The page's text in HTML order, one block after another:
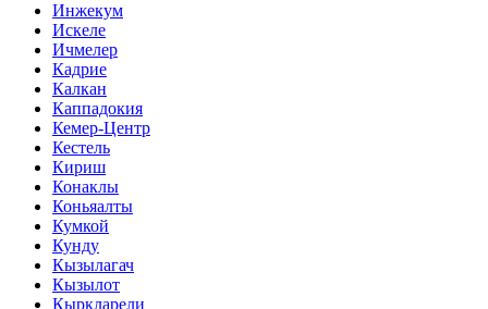
Инжекум
Искеле
Ичмелер
Кадрие
Калкан
Каппадокия
Кемер-Центр
Кестель
Кириш
Конаклы
Коньяалты
Кумкой
Кунду
Кызылагач
Кызылот
Кыркларели